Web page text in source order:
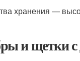
хранения —
и щетки